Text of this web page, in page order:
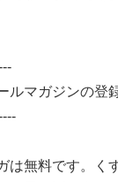
ルマガジンの登
は無料です。く